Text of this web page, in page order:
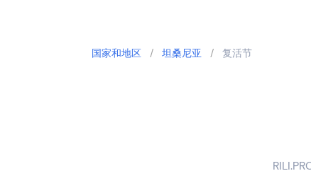
国家和地区 / 坦桑尼亚 / 复活节